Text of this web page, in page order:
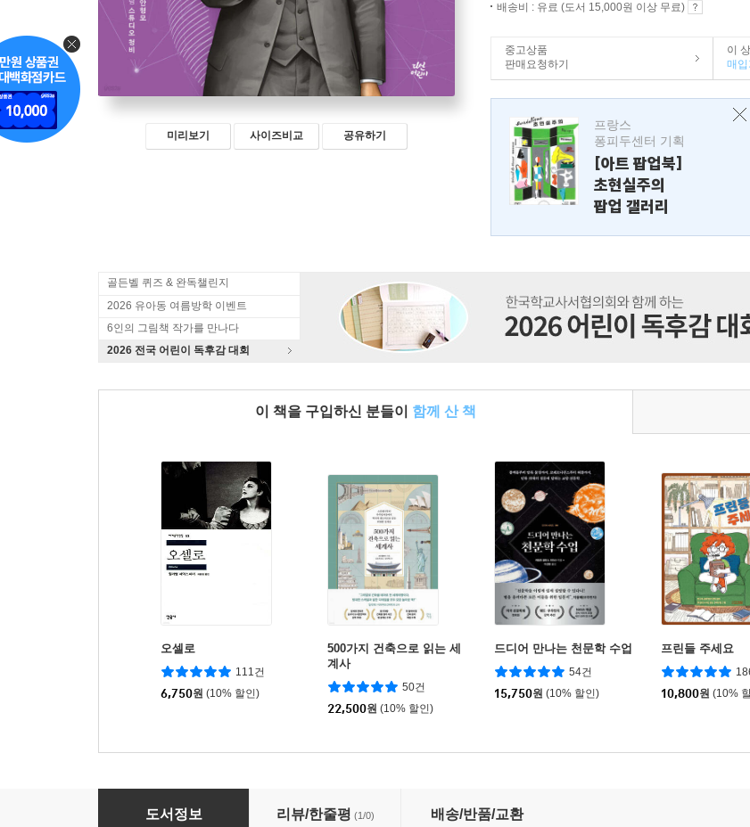
미리보기 사이즈비교 공유하기
배송비 : 유료 (도서 15,000원 이상 무료)
중고상품
판매요청하기
이
매입
프랑스
퐁피두센터 기획
[아트 팝업북]
초현실주의
팝업 갤러리
골든벨 퀴즈 & 완독챌린지
2026 유아동 여름방학 이벤트
6인의 그림책 작가를 만나다
2026 전국 어린이 독후감 대회
이 책을 구입하신 분들이 함께 산 책
오셀로
111건
6,750원 (10% 할인)
500가지 건축으로 읽는 세
계사
50건
22,500원 (10% 할인)
드디어 만나는 천문학 수업
54건
15,750원 (10% 할인)
프린들 주세요
10,800원 (10%
who? 인물 사이언스 알베르트 아인슈타인
도서정보 리뷰/한줄평 (1/0) 배송/반품/교환